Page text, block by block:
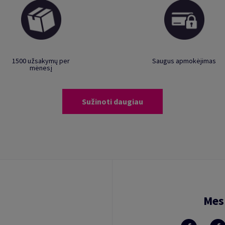
1500 užsakymų per
mėnesį
Saugus apmokėjimas
Sužinoti daugiau